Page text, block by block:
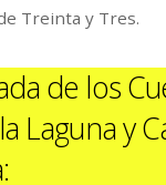
Treinta y Tres.
de los
Laguna y